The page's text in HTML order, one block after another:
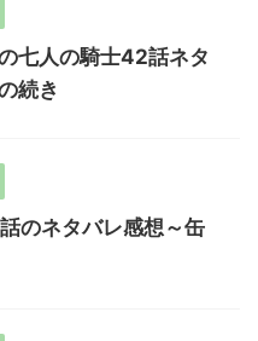
七人の騎士42話ネタ
続き
のネタバレ感想～缶